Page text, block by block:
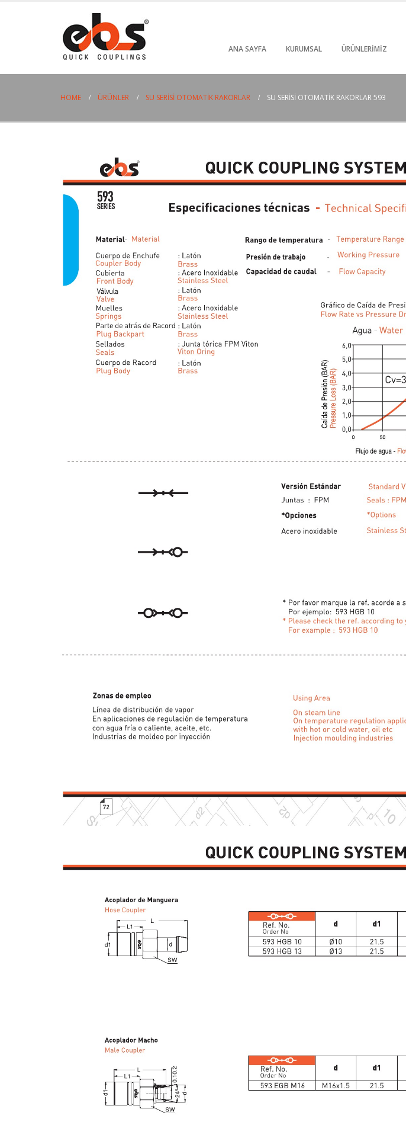
ANA SAYFA KURUMSAL ÜRÜNLERIMIZ
HOME ÜRÜNLER SU SERISI OTOMATIK RAKORLAR SU SERISI OTOMATIK RAKORLAR 593